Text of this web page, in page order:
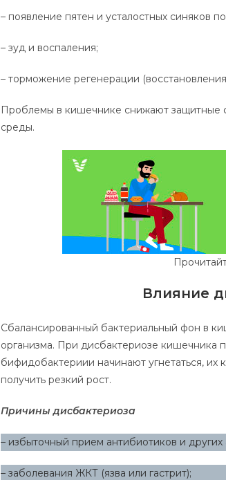
– появление пятен и усталостных синяков
– зуд и воспаления;
– торможение регенерации
Проблемы в кишечнике снижают защитные
среды.
Влияние
Сбалансированный бактериальный фон в
организма. При дисбактериозе кишечника
бифидобактериии начинают угнетаться, их
получить резкий рост.
Причины дисбактериоза
– избыточный прием антибиотиков и других
– заболевания ЖКТ (язва или гастрит);